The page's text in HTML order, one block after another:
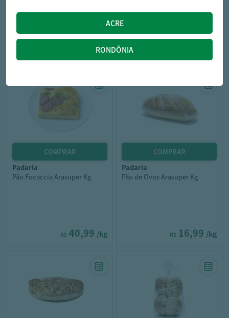
51,99/kg
padaria
Pão Focaccia Arasuper Kg
R$ 40,99 /kg
padaria
Pão de Ovos Arasuper Kg
R$ 16,99 /kg